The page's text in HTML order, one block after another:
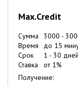
Max.Credit
Сумма 3000 -
Время
до 15
Срок
1 - 30 дней
Ставка
от 1%
Получение: